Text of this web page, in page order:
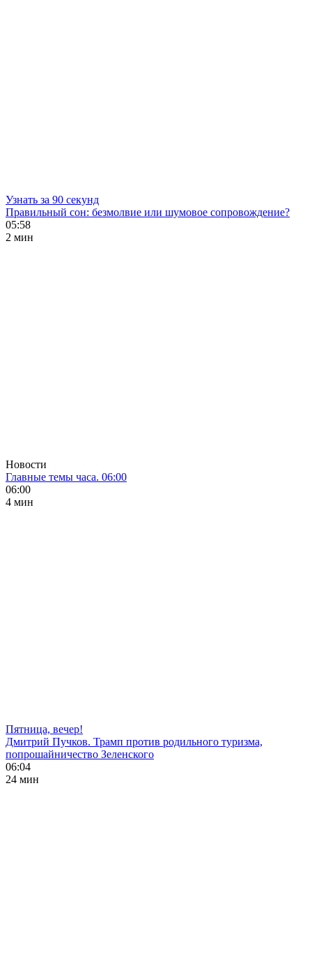
Узнать за 90 секунд
Правильный сон: безмолвие или шумовое сопровождение?
05:58
2 мин
Новости
Главные темы часа. 06:00
06:00
4 мин
Пятница, вечер!
Дмитрий Пучков. Трамп против родильного туризма,
попрошайничество Зеленского
06:04
24 мин